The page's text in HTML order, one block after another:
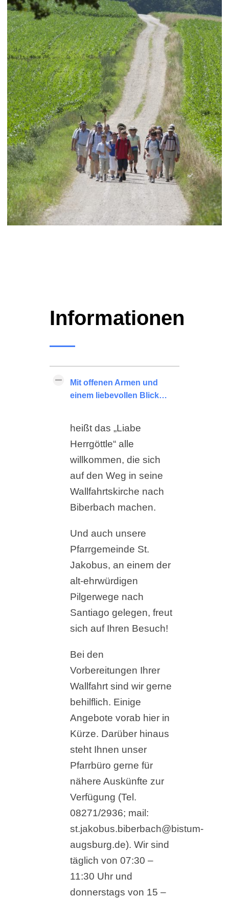
Informationen
Mit offenen Armen und
einem liebevollen Blick…
heißt das „Liabe
Herrgöttle“ alle
willkommen, die sich
auf den Weg in seine
Wallfahrtskirche nach
Biberbach machen.
Und auch unsere
Pfarrgemeinde St.
Jakobus, an einem der
alt-ehrwürdigen
Pilgerwege nach
Santiago gelegen, freut
sich auf Ihren Besuch!
Bei den
Vorbereitungen Ihrer
Wallfahrt sind wir gerne
behilflich. Einige
Angebote vorab hier in
Kürze. Darüber hinaus
steht Ihnen unser
Pfarrbüro gerne für
nähere Auskünfte zur
Verfügung (Tel.
08271/2936; mail:
st.jakobus.biberbach@bistum-
augsburg.de). Wir sind
täglich von 07:30 –
11:30 Uhr und
donnerstags von 15 –